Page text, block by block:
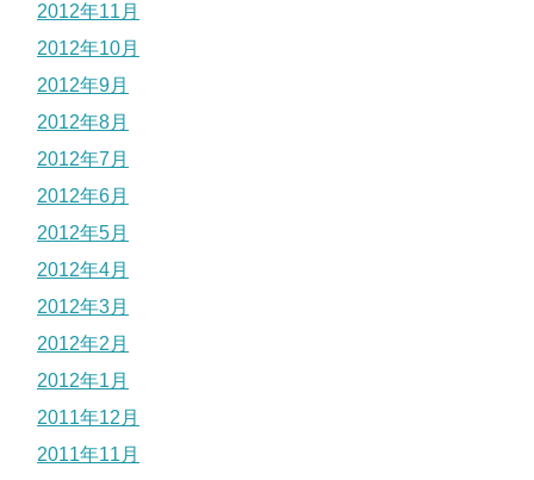
2012年11月
2012年10月
2012年9月
2012年8月
2012年7月
2012年6月
2012年5月
2012年4月
2012年3月
2012年2月
2012年1月
2011年12月
2011年11月